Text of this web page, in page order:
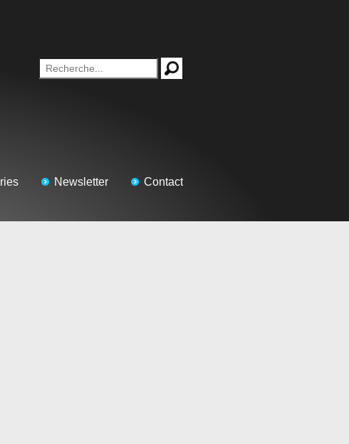
Newsletter Contact